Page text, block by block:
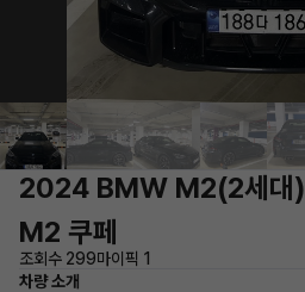
2024 BMW M2(2세대)
M2 쿠페
조회수 299마이픽 1
차량 소개